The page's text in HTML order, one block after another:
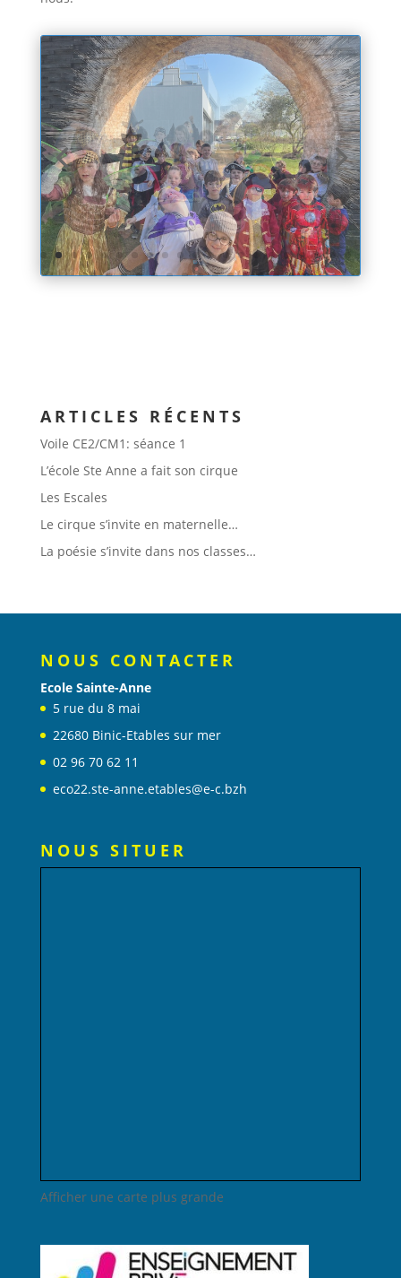
ARTICLES RÉCENTS
Voile CE2/CM1: séance 1
L’école Ste Anne a fait son cirque
Les Escales
Le cirque s’invite en maternelle…
La poésie s’invite dans nos classes…
NOUS CONTACTER
Ecole Sainte-Anne
5 rue du 8 mai
22680 Binic-Etables sur mer
02 96 70 62 11
eco22.ste-anne.etables@e-c.bzh
NOUS SITUER
Afficher une carte plus grande